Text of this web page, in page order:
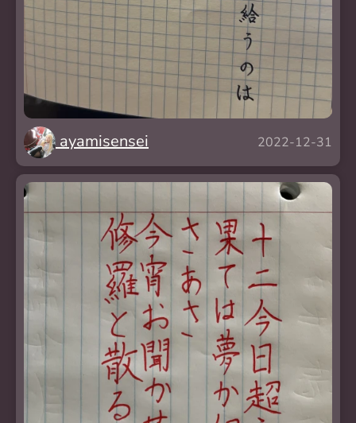
ayamisensei 2022-12-31